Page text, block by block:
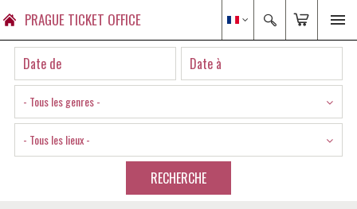
PRAGUE TICKET OFFICE
- Tous les genres -
- Tous les lieux -
RECHERCHE